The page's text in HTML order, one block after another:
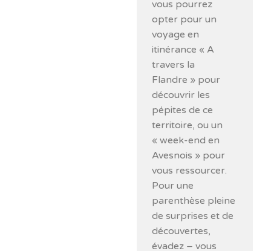
vous pourrez
opter pour un
voyage en
itinérance « A
travers la
Flandre » pour
découvrir les
pépites de ce
territoire, ou un
« week-end en
Avesnois » pour
vous ressourcer.
Pour une
parenthèse pleine
de surprises et de
découvertes,
évadez – vous